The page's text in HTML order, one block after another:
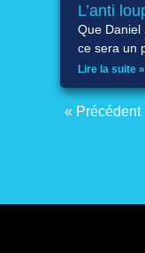
L’anti
Que Daniel
ce sera un
Lire la suite »
« Précédent